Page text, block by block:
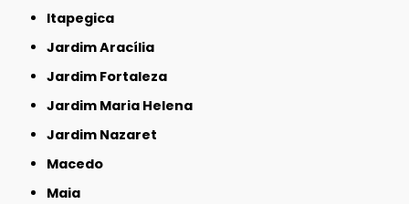
Itapegica
Jardim Aracília
Jardim Fortaleza
Jardim Maria Helena
Jardim Nazaret
Macedo
Maia